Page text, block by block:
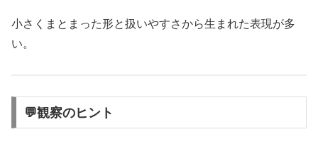
小さくまとまった形と扱いやすさから生まれた表現が多
い。
💬観察のヒント